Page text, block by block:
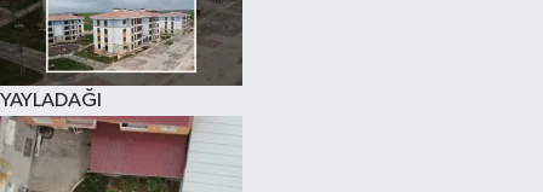
YAYLADAĞI